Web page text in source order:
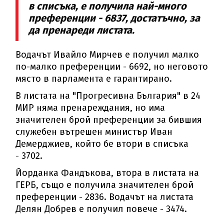
в списъка, е получила най-много
преференции - 6837, достатъчно, за
да пренареди листата.
Водачът Ивайло Мирчев е получил малко
по-малко преференции - 6692, но неговото
място в парламента е гарантирано.
В листата на "Прогресивна България" в 24
МИР няма пренареждания, но има
значителен брой преференции за бившия
служебен вътрешен министър Иван
Демерджиев, който бе втори в списъка
- 3702.
Йорданка Фандъкова, втора в листата на
ГЕРБ, също е получила значителен брой
преференции - 2836. Водачът на листата
Делян Добрев е получил повече - 3474.